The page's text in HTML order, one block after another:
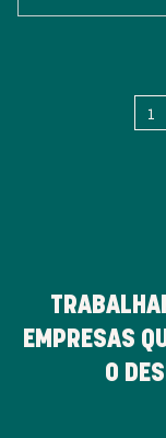
1
EMPRESAS
O